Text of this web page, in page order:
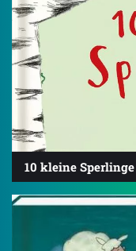
10 kleine Sperlinge